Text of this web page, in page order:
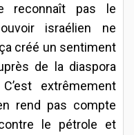
reconnaît pas le
israélien ne
créé un sentiment
de la diaspora
extrêmement
rend pas compte
contre le pétrole et